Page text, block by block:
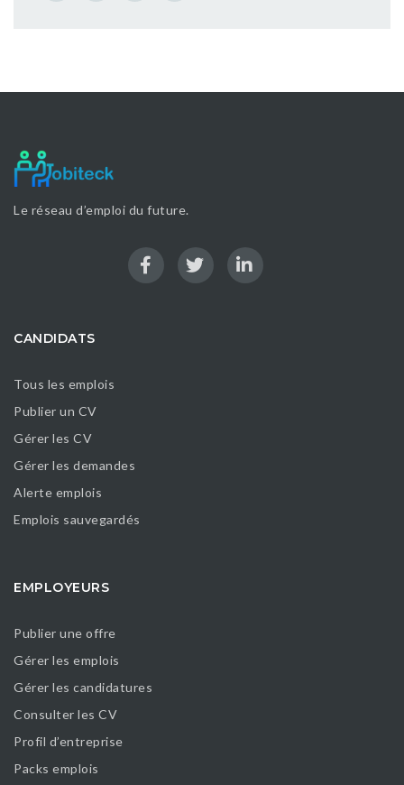
Le réseau d’emploi du future.
CANDIDATS
Tous les emplois
Publier un CV
Gérer les CV
Gérer les demandes
Alerte emplois
Emplois sauvegardés
EMPLOYEURS
Publier une offre
Gérer les emplois
Gérer les candidatures
Consulter les CV
Profil d’entreprise
Packs emplois